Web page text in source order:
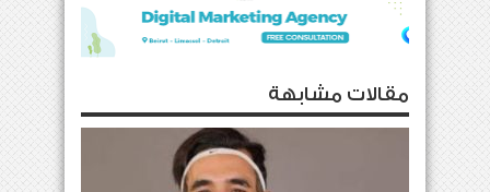
مقالات مشابهة